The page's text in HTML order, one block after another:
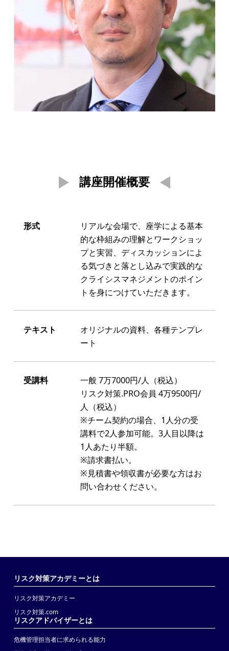
講座開催概要
形式
リアルな会場で、座学による基本
的な枠組みの理解とワークショッ
プと実習、ディスカッションによ
る気づきと落とし込みで実践的な
クライシスマネジメントのポイン
トを身につけていただきます。
テキスト
オリジナルの資料、各種テンプレ
ート
受講料
一般 7万7000円/人（税込）
リスク対策.PRO会員 4万9500円/
人（税込）
※チーム契約の場合、1人分の受
講料で2人参加可能。3人目以降は
1人あたり半額。
※請求書払い。
※見積書や領収書が必要な方はお
問い合わせください。
リスク対策アカデミーとは
リスク対策アカデミー
リスク対策.com
リスクアドバイザーとは
危機管理担当者に求められる能力